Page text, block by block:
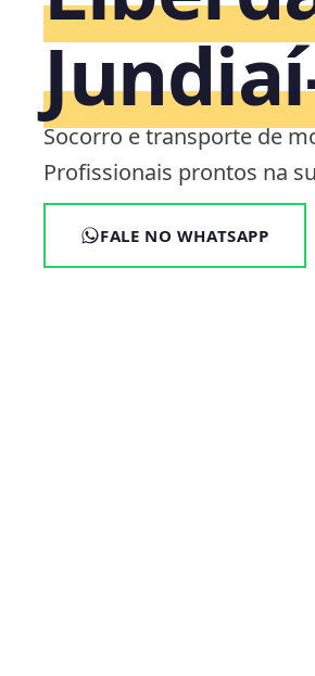
Socorro e transporte de
Profissionais prontos na
FALE NO WHATSAPP